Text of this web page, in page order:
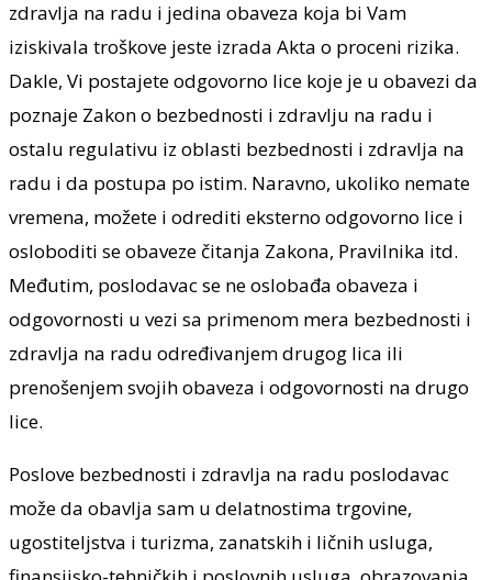
zdravlja na radu i jedina obaveza koja bi Vam
iziskivala troškove jeste izrada Akta o proceni rizika.
Dakle, Vi postajete odgovorno lice koje je u obavezi da
poznaje Zakon o bezbednosti i zdravlju na radu i
ostalu regulativu iz oblasti bezbednosti i zdravlja na
radu i da postupa po istim. Naravno, ukoliko nemate
vremena, možete i odrediti eksterno odgovorno lice i
osloboditi se obaveze čitanja Zakona, Pravilnika itd.
Međutim, poslodavac se ne oslobađa obaveza i
odgovornosti u vezi sa primenom mera bezbednosti i
zdravlja na radu određivanjem drugog lica ili
prenošenjem svojih obaveza i odgovornosti na drugo
lice.
Poslove bezbednosti i zdravlja na radu poslodavac
može da obavlja sam u delatnostima trgovine,
ugostiteljstva i turizma, zanatskih i ličnih usluga,